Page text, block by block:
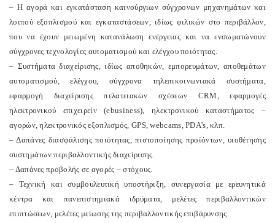
– Η αγορά και εγκατάσταση καινούργιων σύγχρονων μηχανημάτων και
λοιπού εξοπλισμού και εγκαταστάσεων, ιδίως φιλικών στο περιβάλλον,
που να έχουν μειωμένη κατανάλωση ενέργειας και να ενσωματώνουν
σύγχρονες τεχνολογίες αυτοματισμού και ελέγχου ποιότητας.
– Συστήματα διαχείρισης, ιδίως αποθηκών, εμπορευμάτων, αποθεμάτων
αυτοματισμού, ελέγχου, σύγχρονα τηλεπικοινωνιακά συστήματα,
εφαρµογή διαχείρισης πελατειακών σχέσεων CRM, εφαρµογές
ηλεκτρονικού επιχειρείν (ebusiness), ηλεκτρονικού καταστήµατος –
αγορών, ηλεκτρονικός εξοπλισµός, GPS, webcams, PDA’s, κλπ.
– Δαπάνες διασφάλισης ποιότητας, πιστοποίησης προϊόντων, υιοθέτησης
συστημάτων περιβαλλοντικής διαχείρισης.
– Δαπάνες προβολής σε αγορές – στόχους.
– Τεχνική και συμβουλευτική υποστήριξη, συνεργασία με ερευνητικά
κέντρα και πανεπιστημιακά ιδρύματα, μελέτες περιβαλλοντικών
επιπτώσεων, μελέτες μείωσης της περιβαλλοντικής επιβάρυνσης.